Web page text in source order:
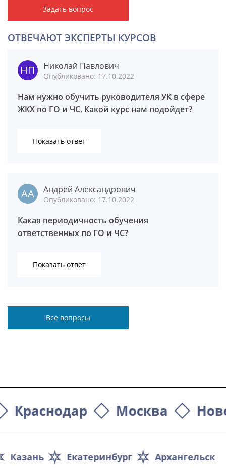
Задать вопрос
ОТВЕЧАЮТ ЭКСПЕРТЫ КУРСОВ
Николай Павлович
Опубликовано: 17.10.2022
Нам нужно обучить руководителя УК в сфере
ЖКХ по ГО и ЧС. Какой курс нам подойдет?
Березина Надежда Васильевна
Показать ответ
Андрей Александрович
Опубликовано: 17.10.2022
Какая периодичность обучения
ответственных по ГО и ЧС?
Показать ответ
Все вопросы
Краснодар Москва
Архангельск
Екатеринбург
Казань